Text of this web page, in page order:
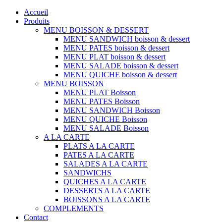
Accueil
Produits
MENU BOISSON & DESSERT
MENU SANDWICH boisson & dessert
MENU PATES boisson & dessert
MENU PLAT boisson & dessert
MENU SALADE boisson & dessert
MENU QUICHE boisson & dessert
MENU BOISSON
MENU PLAT Boisson
MENU PATES Boisson
MENU SANDWICH Boisson
MENU QUICHE Boisson
MENU SALADE Boisson
A LA CARTE
PLATS A LA CARTE
PATES A LA CARTE
SALADES A LA CARTE
SANDWICHS
QUICHES A LA CARTE
DESSERTS A LA CARTE
BOISSONS A LA CARTE
COMPLEMENTS
Contact